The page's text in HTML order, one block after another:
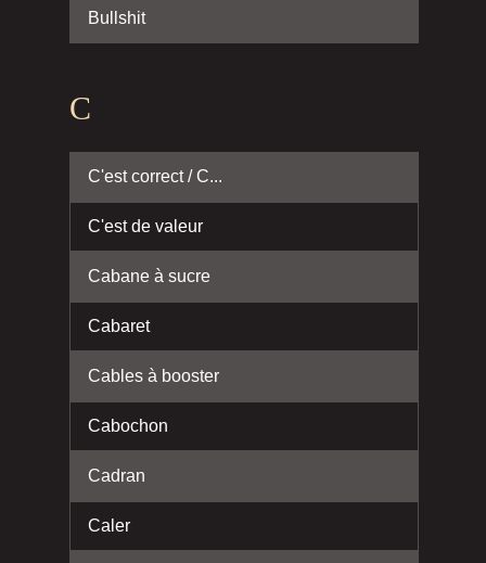
Bullshit
C
C'est correct / C...
C'est de valeur
Cabane à sucre
Cabaret
Cables à booster
Cabochon
Cadran
Caler